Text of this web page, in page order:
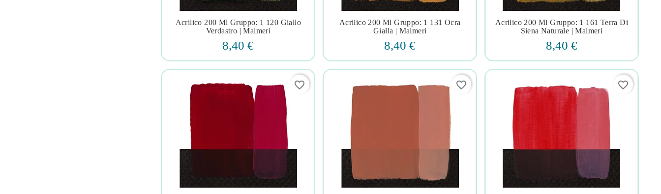
   
Acrilico 200 Ml Gruppo: 1 120 Giallo
Verdastro | Maimeri
8,40 €
 
Acrilico 200 Ml Gruppo: 1 131 Ocra
Gialla | Maimeri
8,40 €
   
Acrilico 200 Ml Gruppo: 1 161 Terra Di
Siena Naturale | Maimeri
8,40 €
favorite_border favorite_border favorite_border